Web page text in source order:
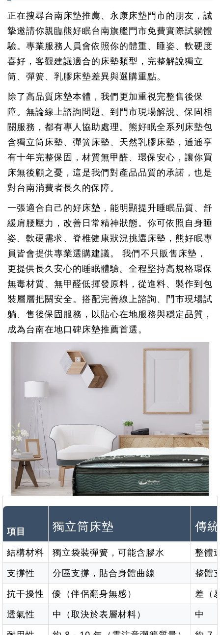
正在搜尋台南床墊推薦、永康床墊門市的朋友，誠
摯邀請你親臨熊好眠台南旗艦門市免費實際試躺體
驗。專業服務人員會依照你的體重、睡姿、軟硬度
喜好，客觀建議適合的床墊類型，完整解說獨立
筒、彈簧、乳膠床墊差異與選購重點。
除了高品質床墊本體，我們更加重視完整售後保
障。無論線上諮詢問題、到門市現場解說、保固相
關服務，都有專人協助處理。熊好眠全系列床墊包
含獨立筒床墊、彈簧床墊、天然乳膠床墊，通通享
有十年完整保固，材質無甲醛、環保安心，讓你買
床無後顧之憂，這是我們對產品品質的承諾，也是
對台南消費者長久的保障。
一張適合自己的好床墊，能明顯提升睡眠品質、舒
緩肩腰壓力，改善日常精神狀態。你可依照自身睡
姿、軟硬需求、脊椎健康狀況挑選床墊，熊好眠專
員皆會提供專業選購建議。 我們不只販售床墊，
更提供長久安心的睡眠體驗。全程堅持高規格環保
無毒材質、無甲醛低揮發原料，從進料、製作到包
裝層層把關安全。搭配完善線上諮詢、門市現場試
躺、售後保固服務，以貼心在地服務與穩定品質，
成為台南在地口碑床墊推薦首選。
項目 獨立筒床墊 傳
結構材料 獨立袋裝彈簧，可能含膠水
整體
支撐性
分區支撐，貼合身體曲線
整體
抗干擾性
優（伴侶翻身無感）
差（
透氣性
中（取決於表層材料）
中